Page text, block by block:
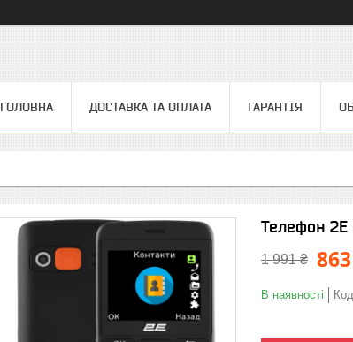
ГОЛОВНА ДОСТАВКА ТА ОПЛАТА ГАРАНТІЯ
Телефон 2E
1 991 ₴
В наявності